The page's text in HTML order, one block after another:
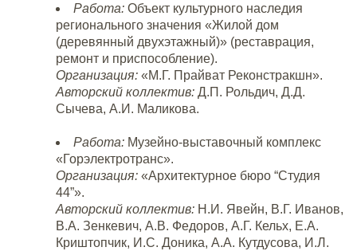
Работа: Объект культурного наследия
регионального значения «Жилой дом
(деревянный двухэтажный)» (реставрация,
ремонт и приспособление).
Организация: «М.Г. Прайват Реконстракшн».
Авторский коллектив: Д.П. Рольдич, Д.Д.
Сычева, А.И. Маликова.
Работа: Музейно-выставочный комплекс
«Горэлектротранс».
Организация: «Архитектурное бюро “Студия
44”».
Авторский коллектив: Н.И. Явейн, В.Г. Иванов,
В.А. Зенкевич, А.В. Федоров, А.Г. Кельх, Е.А.
Криштопчик, И.С. Доника, А.А. Кутдусова, И.Л.